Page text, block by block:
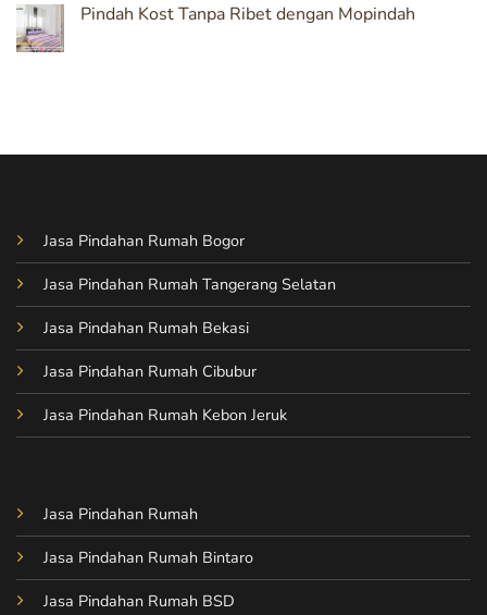
dan
on
Pindah Kost Tanpa Ribet dengan Mopindah
Jasa Pindahan Rumah Bogor
Jasa Pindahan Rumah Tangerang Selatan
Jasa Pindahan Rumah Bekasi
Jasa Pindahan Rumah Cibubur
Jasa Pindahan Rumah Kebon Jeruk
Jasa Pindahan Rumah
Jasa Pindahan Rumah Bintaro
Jasa Pindahan Rumah BSD